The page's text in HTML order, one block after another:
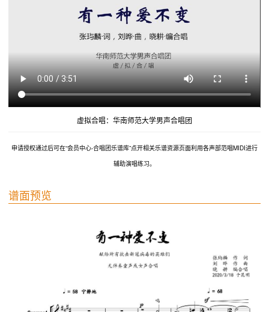
虚拟合唱：华南师范大学男声合唱团
申请授权通过后可在“会员中心-合唱团乐谱库”点开相关乐谱资源页面利用各声部范唱MIDI进行
辅助演唱练习。
谱面预览